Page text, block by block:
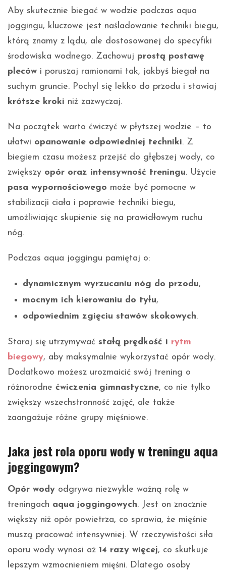
Aby skutecznie biegać w wodzie podczas aqua
joggingu, kluczowe jest naśladowanie techniki biegu,
którą znamy z lądu, ale dostosowanej do specyfiki
środowiska wodnego. Zachowuj prostą postawę
pleców i poruszaj ramionami tak, jakbyś biegał na
suchym gruncie. Pochyl się lekko do przodu i stawiaj
krótsze kroki niż zazwyczaj.
Na początek warto ćwiczyć w płytszej wodzie – to
ułatwi opanowanie odpowiedniej techniki. Z
biegiem czasu możesz przejść do głębszej wody, co
zwiększy opór oraz intensywność treningu. Użycie
pasa wypornościowego może być pomocne w
stabilizacji ciała i poprawie techniki biegu,
umożliwiając skupienie się na prawidłowym ruchu
nóg.
Podczas aqua joggingu pamiętaj o:
dynamicznym wyrzucaniu nóg do przodu,
mocnym ich kierowaniu do tyłu,
odpowiednim zgięciu stawów skokowych.
Staraj się utrzymywać stałą prędkość i rytm
biegowy, aby maksymalnie wykorzystać opór wody.
Dodatkowo możesz urozmaicić swój trening o
różnorodne ćwiczenia gimnastyczne, co nie tylko
zwiększy wszechstronność zajęć, ale także
zaangażuje różne grupy mięśniowe.
Jaka jest rola oporu wody w treningu aqua
joggingowym?
Opór wody odgrywa niezwykle ważną rolę w
treningach aqua joggingowych. Jest on znacznie
większy niż opór powietrza, co sprawia, że mięśnie
muszą pracować intensywniej. W rzeczywistości siła
oporu wody wynosi aż 14 razy więcej, co skutkuje
lepszym wzmocnieniem mięśni. Dlatego osoby